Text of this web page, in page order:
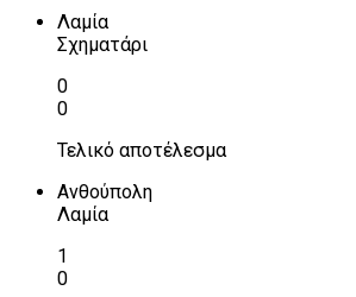
Λαμία
Σχηματάρι
0
0
Τελικό αποτέλεσμα
Ανθούπολη
Λαμία
1
0